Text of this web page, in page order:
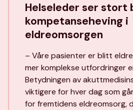
Helseleder ser stort
kompetanseheving i
eldreomsorgen
– Våre pasienter er blitt
mer komplekse utfordringer
Betydningen av
viktigere for hver dag som
for fremtidens eldreomsorg,